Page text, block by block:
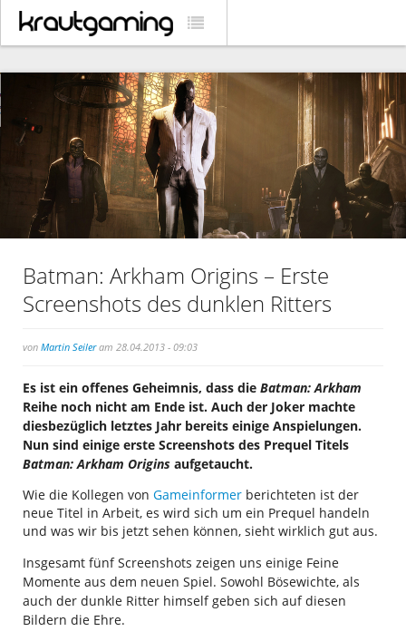
Batman: Arkham Origins – Erste
Screenshots des dunklen Ritters
von Martin Seileram 28.04.2013 - 09:03
Es ist ein offenes Geheimnis, dass die Batman: Arkham
Reihe noch nicht am Ende ist. Auch der Joker machte
diesbezüglich letztes Jahr bereits einige Anspielungen.
Nun sind einige erste Screenshots des Prequel Titels
Batman: Arkham Origins aufgetaucht.
Wie die Kollegen von Gameinformer berichteten ist der
neue Titel in Arbeit, es wird sich um ein Prequel handeln
und was wir bis jetzt sehen können, sieht wirklich gut aus.
Insgesamt fünf Screenshots zeigen uns einige Feine
Momente aus dem neuen Spiel. Sowohl Bösewichte, als
auch der dunkle Ritter himself geben sich auf diesen
Bildern die Ehre.